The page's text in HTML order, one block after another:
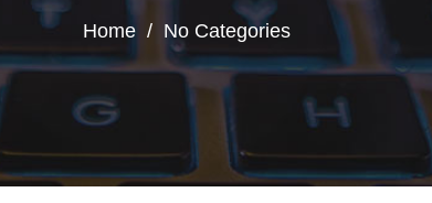
Home / No Categories